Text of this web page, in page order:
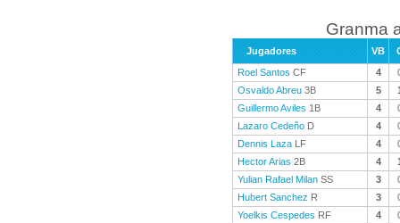
Granma
Jugadores VB
Roel Santos CF 4
Osvaldo Abreu 3B 5
Guillermo Aviles 1B 4
Lazaro Cedeño D 4
Dennis Laza LF 4
Hector Arias 2B 4
Yulian Rafael Milan SS 3
Hubert Sanchez R 3
Yoelkis Cespedes RF 4